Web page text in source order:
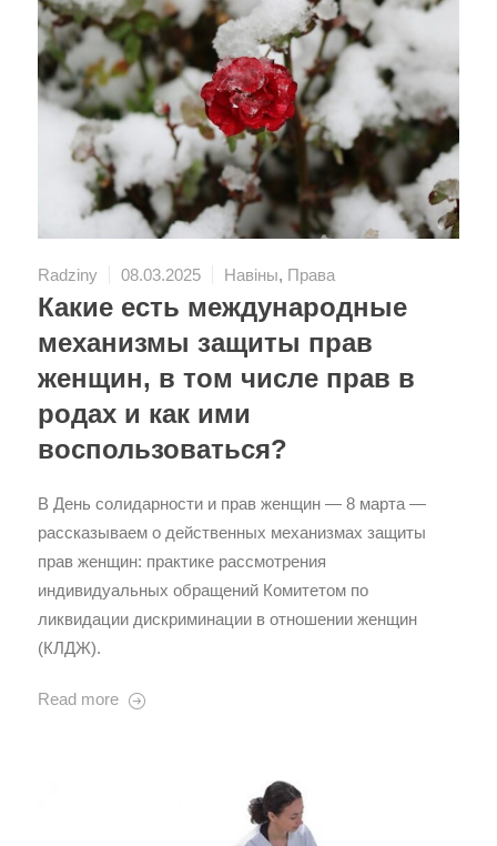
Radziny 08.03.2025 Навіны, Права
Какие есть международные
механизмы защиты прав
женщин, в том числе прав в
родах и как ими
воспользоваться?
В День солидарности и прав женщин — 8 марта —
рассказываем о действенных механизмах защиты
прав женщин: практике рассмотрения
индивидуальных обращений Комитетом по
ликвидации дискриминации в отношении женщин
(КЛДЖ).
Read more